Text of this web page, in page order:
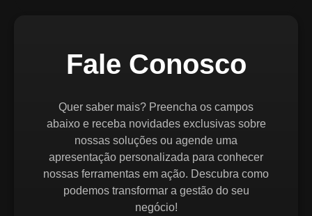
Fale Conosco
Quer saber mais? Preencha os campos
abaixo e receba novidades exclusivas sobre
nossas soluções ou agende uma
apresentação personalizada para conhecer
nossas ferramentas em ação. Descubra como
podemos transformar a gestão do seu
negócio!